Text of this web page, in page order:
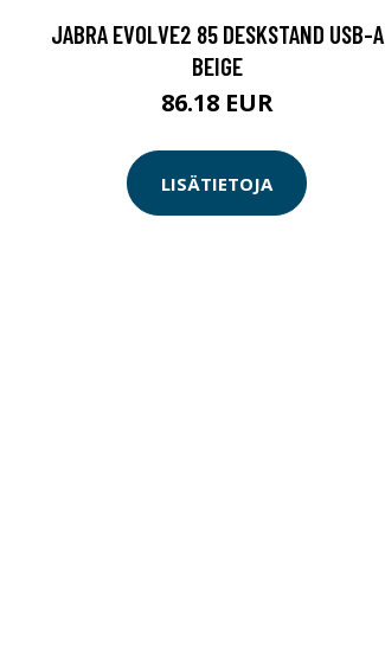
JABRA EVOLVE2 85 DESKSTAND USB-A
BEIGE
86.18 EUR
LISÄTIETOJA